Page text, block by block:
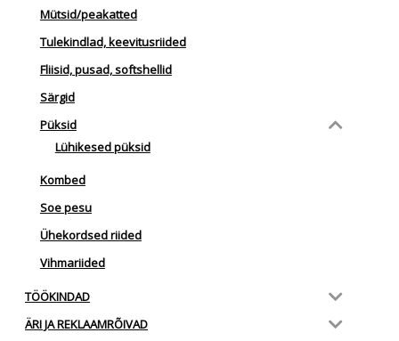
Mütsid/peakatted
Tulekindlad, keevitusriided
Fliisid, pusad, softshellid
Särgid
Püksid
Lühikesed püksid
Kombed
Soe pesu
Ühekordsed riided
Vihmariided
TÖÖKINDAD
ÄRI JA REKLAAMRÕIVAD